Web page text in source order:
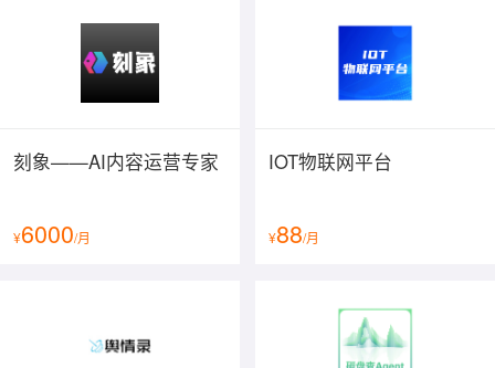
信息智能采集录入
动端智能采集录入，实时上传，包括签到、燃气具信息采
刻象——AI内容运营专家
¥6000/月
IOT物联网平台
¥88/月